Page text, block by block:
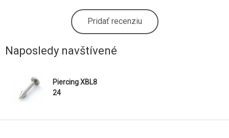
Pridať recenziu
Naposledy navštívené
Piercing XBL8
24